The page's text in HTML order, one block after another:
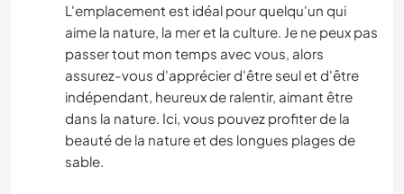
L'emplacement est idéal pour quelqu'un qui
aime la nature, la mer et la culture. Je ne peux pas
passer tout mon temps avec vous, alors
assurez-vous d'apprécier d'être seul et d'être
indépendant, heureux de ralentir, aimant être
dans la nature. Ici, vous pouvez profiter de la
beauté de la nature et des longues plages de
sable.